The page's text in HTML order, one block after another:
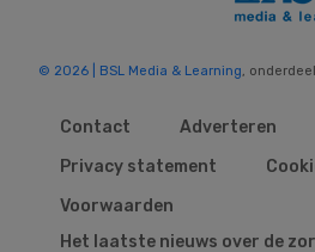
© 2026 | BSL Media & Learning,
Contact
Adverteren
Privacy statement
Voorwaarden
Het laatste nieuws over de